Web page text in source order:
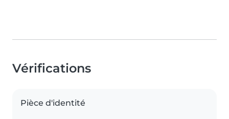
Vérifications
Pièce d'identité